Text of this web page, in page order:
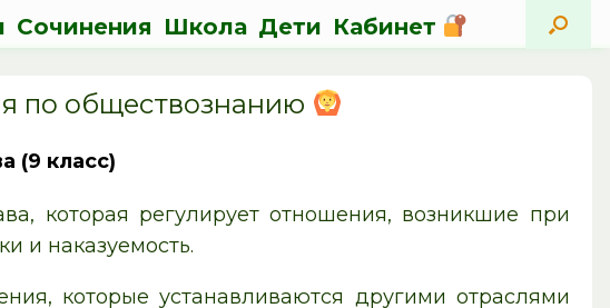
Сочинения Школа Дети Кабинет
по обществознанию
(9 класс)
которая регулирует отношения, возникшие при
и наказуемость.
которые устанавливаются другими отраслями